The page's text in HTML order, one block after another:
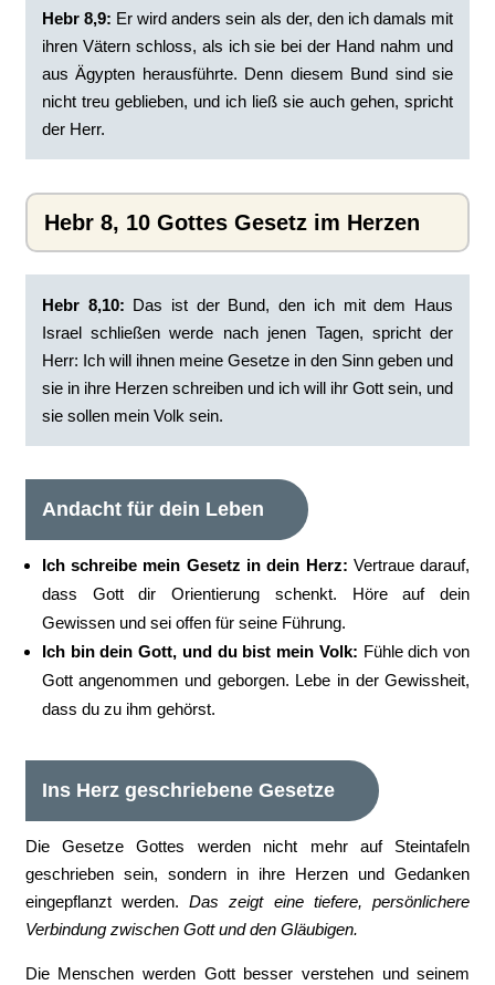
Hebr 8,9: Er wird anders sein als der, den ich damals mit
ihren Vätern schloss, als ich sie bei der Hand nahm und
aus Ägypten herausführte. Denn diesem Bund sind sie
nicht treu geblieben, und ich ließ sie auch gehen, spricht
der Herr.
Hebr 8, 10 Gottes Gesetz im Herzen
Hebr 8,10: Das ist der Bund, den ich mit dem Haus
Israel schließen werde nach jenen Tagen, spricht der
Herr: Ich will ihnen meine Gesetze in den Sinn geben und
sie in ihre Herzen schreiben und ich will ihr Gott sein, und
sie sollen mein Volk sein.
Andacht für dein Leben
Ich schreibe mein Gesetz in dein Herz: Vertraue darauf,
dass Gott dir Orientierung schenkt. Höre auf dein
Gewissen und sei offen für seine Führung.
Ich bin dein Gott, und du bist mein Volk: Fühle dich von
Gott angenommen und geborgen. Lebe in der Gewissheit,
dass du zu ihm gehörst.
Ins Herz geschriebene Gesetze
Die Gesetze Gottes werden nicht mehr auf Steintafeln
geschrieben sein, sondern in ihre Herzen und Gedanken
eingepflanzt werden.Das zeigt eine tiefere, persönlichere
Verbindung zwischen Gott und den Gläubigen.
Die Menschen werden Gott besser verstehen und seinem